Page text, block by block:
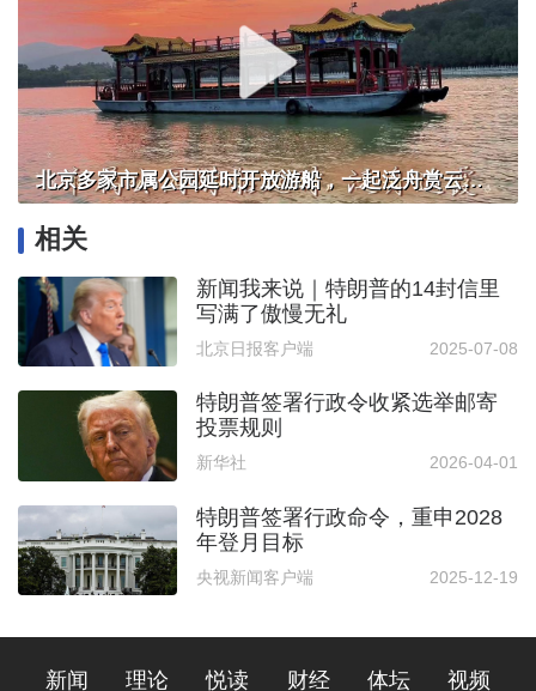
北京多家市属公园延时开放游船，一起泛舟赏云霞！
相关
新闻我来说｜特朗普的14封信里
写满了傲慢无礼
北京日报客户端 2025-07-08
特朗普签署行政令收紧选举邮寄
投票规则
新华社 2026-04-01
特朗普签署行政命令，重申2028
年登月目标
央视新闻客户端 2025-12-19
新闻 理论 悦读 财经 体坛 视频